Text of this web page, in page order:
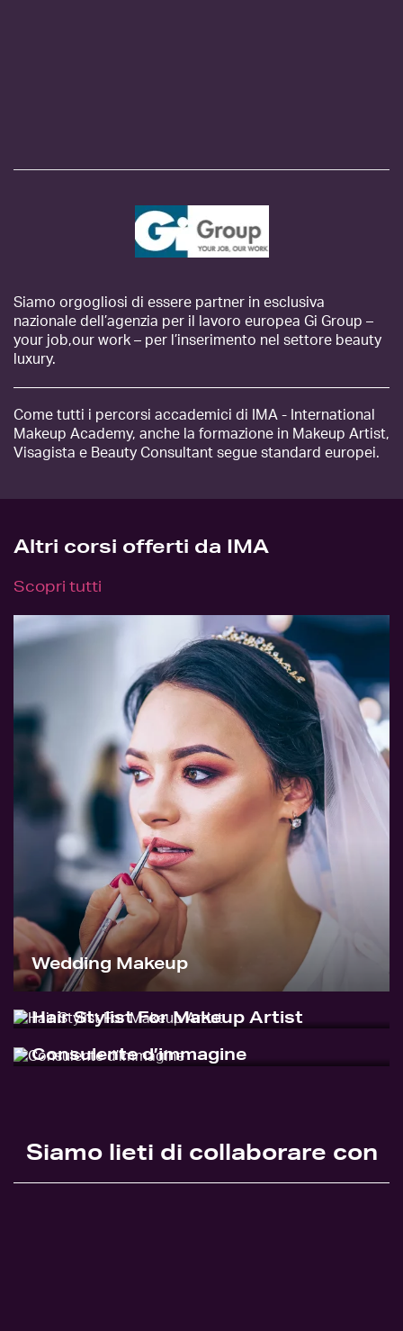
Siamo orgogliosi di essere partner in esclusiva
nazionale dell’agenzia per il lavoro europea Gi Group –
your job,our work – per l’inserimento nel settore beauty
luxury.
Come tutti i percorsi accademici di IMA - International
Makeup Academy, anche la formazione in Makeup Artist,
Visagista e Beauty Consultant segue standard europei.
Altri corsi offerti da IMA
Scopri tutti
Wedding Makeup
Hair Stylist For Makeup Artist
Consulente d’immagine
Siamo lieti di collaborare con